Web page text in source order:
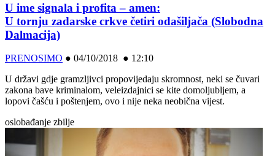
U ime signala i profita – amen:
U tornju zadarske crkve četiri odašiljača (Slobodna
Dalmacija)
PRENOSIMO ● 04/10/2018 ● 12:10
U državi gdje gramzljivci propovijedaju skromnost, neki se čuvari
zakona bave kriminalom, veleizdajnici se kite domoljubljem, a
lopovi čašću i poštenjem, ovo i nije neka neobična vijest.
oslobađanje zbilje